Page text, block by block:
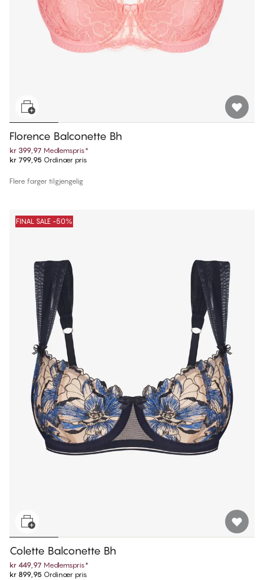
Florence Balconette Bh
kr 399,97 Medlemspris*
kr 799,95 Ordinær pris
Flere farger tilgjengelig
FINAL SALE -50%
Colette Balconette Bh
kr 449,97 Medlemspris*
kr 899,95 Ordinær pris